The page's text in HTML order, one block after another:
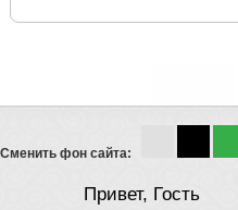
Сменить фон сайта:
Привет, Гость